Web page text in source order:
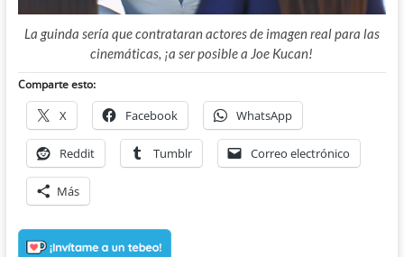
La guinda sería que contrataran actores de imagen real para las
cinemáticas, ¡a ser posible a Joe Kucan!
Comparte esto:
X Facebook WhatsApp
Reddit Tumblr Correo electrónico
Más